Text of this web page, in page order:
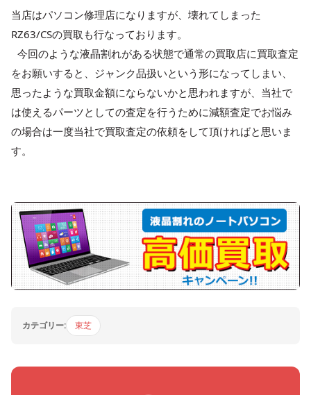
当店はパソコン修理店になりますが、壊れてしまった
RZ63/CSの買取も行なっております。
今回のような液晶割れがある状態で通常の買取店に買取査定
をお願いすると、ジャンク品扱いという形になってしまい、
思ったような買取金額にならないかと思われますが、当社で
は使えるパーツとしての査定を行うために減額査定でお悩み
の場合は一度当社で買取査定の依頼をして頂ければと思いま
す。
カテゴリー: 東芝